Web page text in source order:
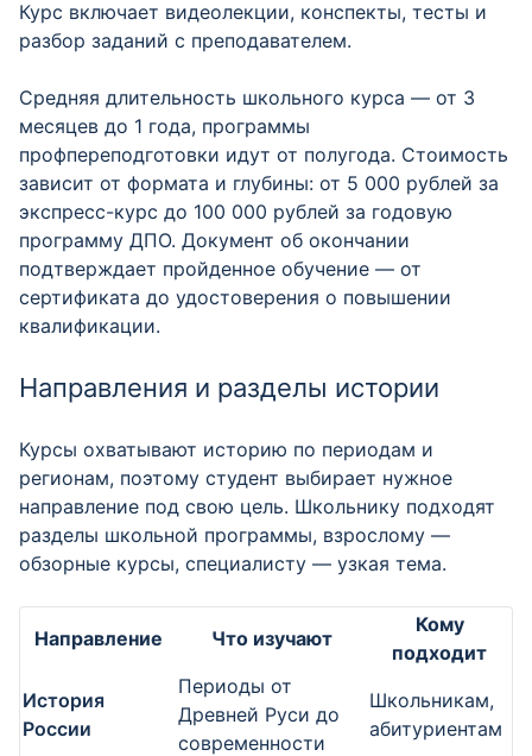
Курс включает видеолекции, конспекты, тесты и
разбор заданий с преподавателем.
Средняя длительность школьного курса — от 3
месяцев до 1 года, программы
профпереподготовки идут от полугода. Стоимость
зависит от формата и глубины: от 5 000 рублей за
экспресс-курс до 100 000 рублей за годовую
программу ДПО. Документ об окончании
подтверждает пройденное обучение — от
сертификата до удостоверения о повышении
квалификации.
Направления и разделы истории
Курсы охватывают историю по периодам и
регионам, поэтому студент выбирает нужное
направление под свою цель. Школьнику подходят
разделы школьной программы, взрослому —
обзорные курсы, специалисту — узкая тема.
Направление Что изучают
Кому
подходит
История
России
Периоды от
Древней Руси до
современности
Школьникам,
абитуриентам